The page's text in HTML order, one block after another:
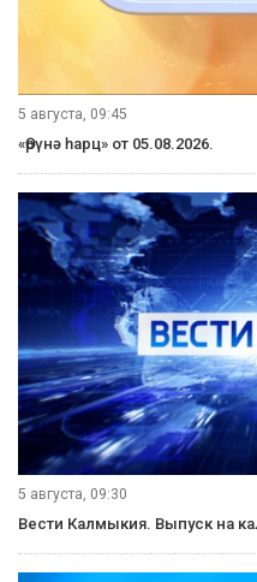
5 августа, 09:45
«Өрүнә һарц» от 05.08.2026.
5 августа, 09:30
Вести Калмыкия. Выпуск на